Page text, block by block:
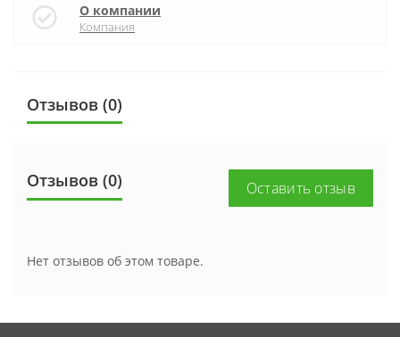
О компании
Компания
Отзывов (0)
Отзывов (0) Оставить отзыв
Нет отзывов об этом товаре.